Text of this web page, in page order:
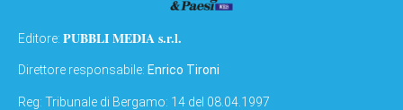
Editore: PUBBLI MEDIA s.r.l.
Direttore responsabile: Enrico Tironi
Reg: Tribunale di Bergamo: 14 del 08.04.1997